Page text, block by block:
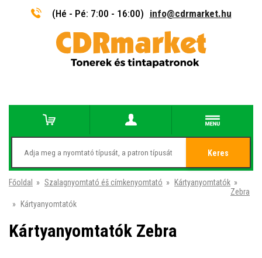
(Hé - Pé: 7:00 - 16:00) info@cdrmarket.hu
Keres
Főoldal » Szalagnyomtató éš címkenyomtató » Kártyanyomtatók »
Zebra
»
Kártyanyomtatók
Kártyanyomtatók Zebra